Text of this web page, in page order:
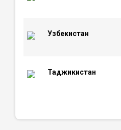
Узбекистан
Таджикистан